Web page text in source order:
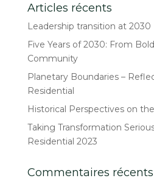
Articles récents
Leadership transition at 2030
Five Years of 2030: From
Community
Planetary Boundaries –
Residential
Historical Perspectives on
Taking Transformation
Residential 2023
Commentaires récents